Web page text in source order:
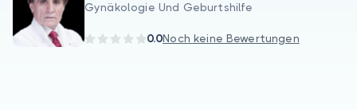
Gynäkologie Und Geburtshilfe
0.0Noch keine Bewertungen